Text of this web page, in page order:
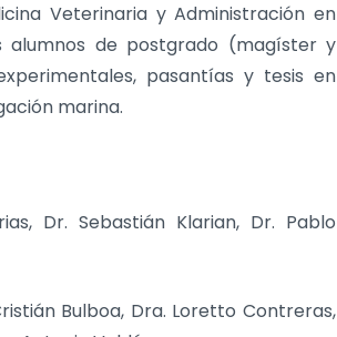
Veterinaria y Administración en
alumnos de postgrado (magíster y
pasantías y tesis en
marina.
Dr. Sebastián Klarian, Dr. Pablo
Bulboa, Dra. Loretto Contreras,